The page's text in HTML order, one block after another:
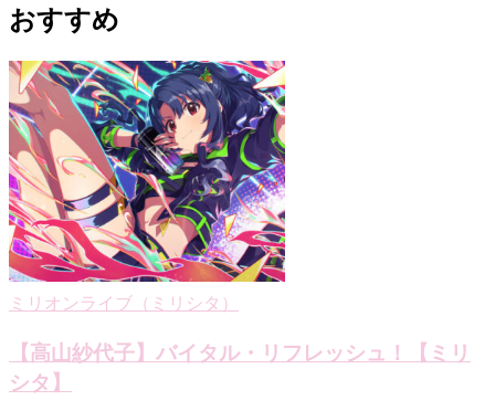
ビ
ゲ
ー
シ
ョ
ン
おすすめ
ミリオンライブ（ミリシタ）
【高山紗代子】バイタル・リフレッシュ！【ミリ
シタ】